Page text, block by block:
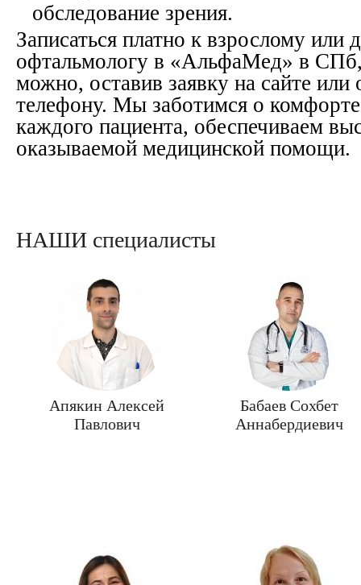
обследование зрения.
Записаться платно к взрослому или
офтальмологу в «АльфаМед» в
можно, оставив заявку на сайте или
телефону. Мы заботимся о
каждого пациента, обеспечиваем
оказываемой медицинской помощи.
НАШИ специалисты
Апякин Алексей
Павлович
Бабаев Сохбет
Аннабердиевич